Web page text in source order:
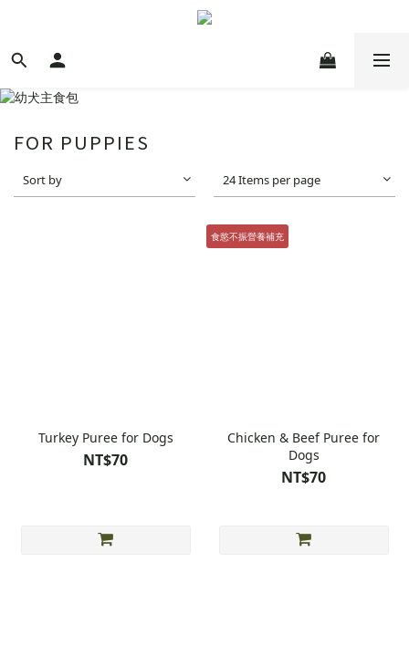
FOR PUPPIES
Sort by 24 Items per page
Turkey Puree for Dogs
NT$70
食慾不振營養補充
Chicken & Beef Puree for
Dogs
NT$70